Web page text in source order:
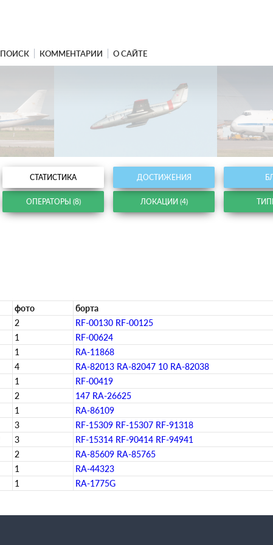
ПОИСК КОММЕНТАРИИ О САЙТЕ
СТАТИСТИКА ДОСТИЖЕНИЯ
ОПЕРАТОРЫ (8) ЛОКАЦИИ (4)
фото
борта
2 RF-00130 RF-00125
1
RF-00624
1
RA-11868
4 RA-82013 RA-82047 10 RA-82038
1
RF-00419
2 147 RA-26625
1
RA-86109
3 RF-15309 RF-15307 RF-91318
3 RF-15314 RF-90414 RF-94941
2 RA-85609 RA-85765
1
RA-44323
1 RA-1775G